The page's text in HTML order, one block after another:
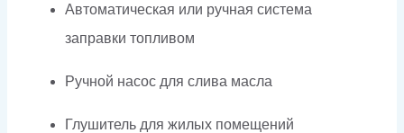
Автоматическая или ручная система
заправки топливом
Ручной насос для слива масла
Глушитель для жилых помещений